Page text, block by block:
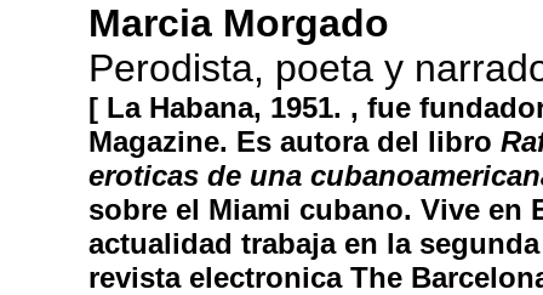
Marcia Morgado
Perodista, poeta y
[ La Habana, 1951. , fue
Magazine. Es autora del libro
eroticas de una
sobre el Miami cubano. Vive en
actualidad trabaja en la
revista electronica The